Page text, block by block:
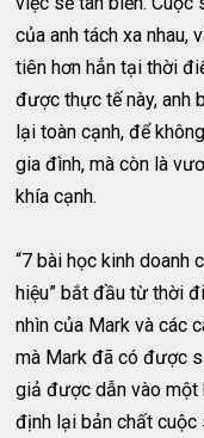
của anh tách xa nhau,
tiên hơn hẳn tại thời
được thực tế này, anh
lại toàn cạnh, để
gia đình, mà còn là
khía cạnh.
“7 bài học kinh doanh
hiệu” bắt đầu từ thời
nhìn của Mark và các
mà Mark đã có được
giả được dẫn vào một
định lại bản chất cuộc